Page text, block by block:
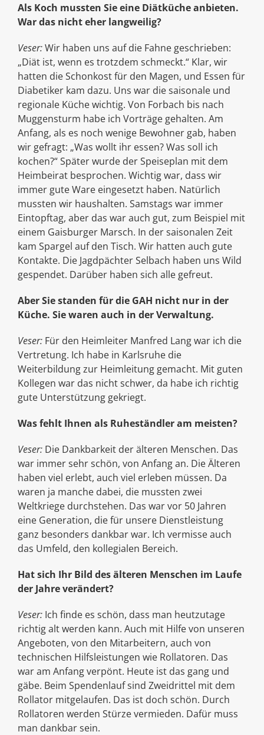
Als Koch mussten Sie eine Diätküche anbieten.
War das nicht eher langweilig?
Veser:Wir haben uns auf die Fahne geschrieben:
„Diät ist, wenn es trotzdem schmeckt.“ Klar, wir
hatten die Schonkost für den Magen, und Essen für
Diabetiker kam dazu. Uns war die saisonale und
regionale Küche wichtig. Von Forbach bis nach
Muggensturm habe ich Vorträge gehalten. Am
Anfang, als es noch wenige Bewohner gab, haben
wir gefragt: „Was wollt ihr essen? Was soll ich
kochen?“ Später wurde der Speiseplan mit dem
Heimbeirat besprochen. Wichtig war, dass wir
immer gute Ware eingesetzt haben. Natürlich
mussten wir haushalten. Samstags war immer
Eintopftag, aber das war auch gut, zum Beispiel mit
einem Gaisburger Marsch. In der saisonalen Zeit
kam Spargel auf den Tisch. Wir hatten auch gute
Kontakte. Die Jagdpächter Selbach haben uns Wild
gespendet. Darüber haben sich alle gefreut.
Aber Sie standen für die GAH nicht nur in der
Küche. Sie waren auch in der Verwaltung.
Veser:Für den Heimleiter Manfred Lang war ich die
Vertretung. Ich habe in Karlsruhe die
Weiterbildung zur Heimleitung gemacht. Mit guten
Kollegen war das nicht schwer, da habe ich richtig
gute Unterstützung gekriegt.
Was fehlt Ihnen als Ruheständler am meisten?
Veser:Die Dankbarkeit der älteren Menschen. Das
war immer sehr schön, von Anfang an. Die Älteren
haben viel erlebt, auch viel erleben müssen. Da
waren ja manche dabei, die mussten zwei
Weltkriege durchstehen. Das war vor 50 Jahren
eine Generation, die für unsere Dienstleistung
ganz besonders dankbar war. Ich vermisse auch
das Umfeld, den kollegialen Bereich.
Hat sich Ihr Bild des älteren Menschen im Laufe
der Jahre verändert?
Veser:Ich finde es schön, dass man heutzutage
richtig alt werden kann. Auch mit Hilfe von unseren
Angeboten, von den Mitarbeitern, auch von
technischen Hilfsleistungen wie Rollatoren. Das
war am Anfang verpönt. Heute ist das gang und
gäbe. Beim Spendenlauf sind Zweidrittel mit dem
Rollator mitgelaufen. Das ist doch schön. Durch
Rollatoren werden Stürze vermieden. Dafür muss
man dankbar sein.